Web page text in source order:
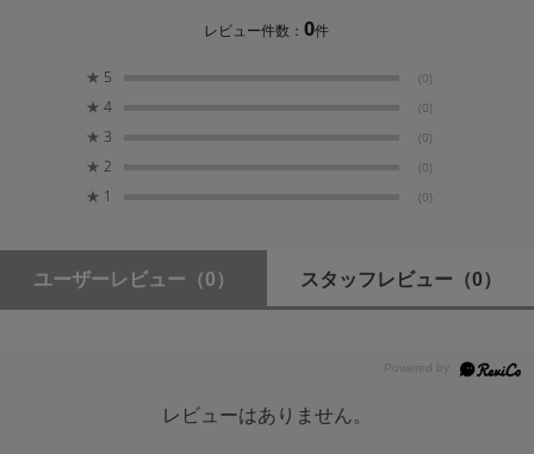
レビュー件数：0件
★ 5 (0)
★ 4 (0)
★ 3 (0)
★ 2 (0)
★ 1 (0)
ユーザーレビュー （0） スタッフレビュー （0）
レビューはありません。